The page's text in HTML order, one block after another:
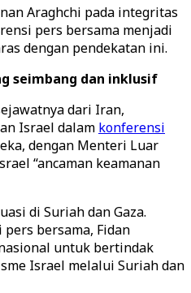
Araghchi pada integritas
pers bersama menjadi
dengan pendekatan ini.
seimbang dan inklusif
dari Iran,
Israel dalam konferensi
dengan Menteri Luar
“ancaman keamanan
di Suriah dan Gaza.
bersama, Fidan
untuk bertindak
Israel melalui Suriah dan